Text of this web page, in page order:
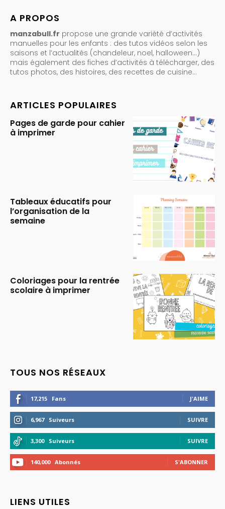
A PROPOS
manzabull.fr propose une grande variété d’activités
manuelles pour les enfants : des tutos vidéos selon les
saisons et l’actualités (chandeleur, noel, halloween…)
mais également des fiches d’activités à télécharger, des
tutos photos, des histoires, des recettes de cuisine…
ARTICLES POPULAIRES
Pages de garde pour cahier
à imprimer
Tableaux éducatifs pour
l’organisation de la
semaine
Coloriages pour la rentrée
scolaire à imprimer
TOUS NOS RÉSEAUX
17,215 Fans J'AIME
6,967 Suiveurs SUIVRE
3,300 Suiveurs SUIVRE
140,000 Abonnés S'ABONNER
LIENS UTILES